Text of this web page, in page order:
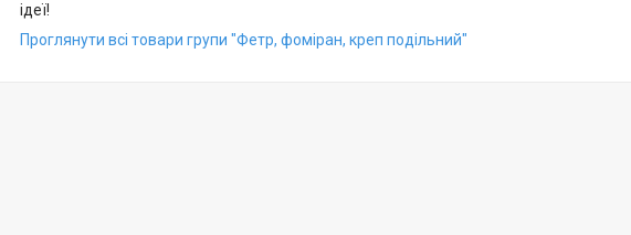
ідеї!
Проглянути всі товари групи "Фетр, фоміран, креп подільний"